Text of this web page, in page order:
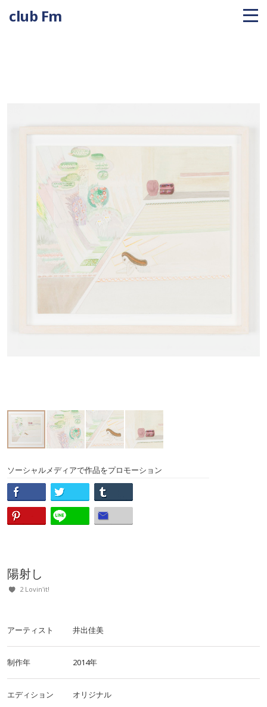
club Fm
ソーシャルメディアで作品をプロモーション
陽射し
2 Lovin'it!
アーティスト 井出佳美
制作年 2014年
エディション オリジナル